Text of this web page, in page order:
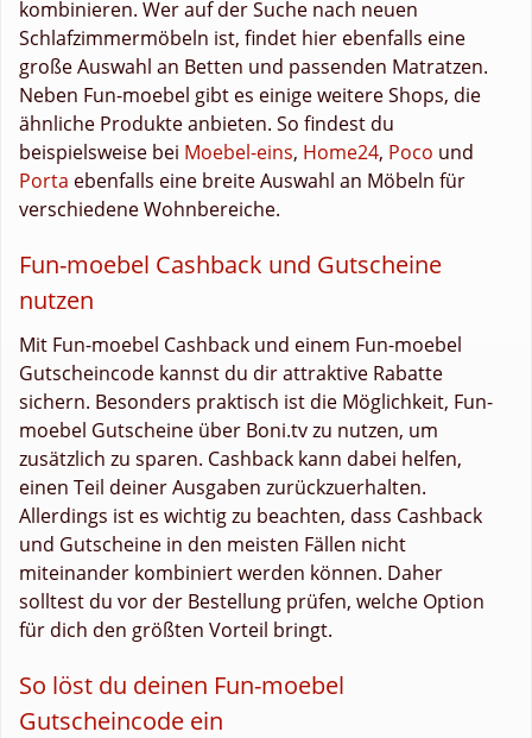
kombinieren. Wer auf der Suche nach neuen
Schlafzimmermöbeln ist, findet hier ebenfalls eine
große Auswahl an Betten und passenden Matratzen.
Neben Fun-moebel gibt es einige weitere Shops, die
ähnliche Produkte anbieten. So findest du
beispielsweise bei Moebel-eins, Home24, Poco und
Porta ebenfalls eine breite Auswahl an Möbeln für
verschiedene Wohnbereiche.
Fun-moebel Cashback und Gutscheine
nutzen
Mit Fun-moebel Cashback und einem Fun-moebel
Gutscheincode kannst du dir attraktive Rabatte
sichern. Besonders praktisch ist die Möglichkeit, Fun-
moebel Gutscheine über Boni.tv zu nutzen, um
zusätzlich zu sparen. Cashback kann dabei helfen,
einen Teil deiner Ausgaben zurückzuerhalten.
Allerdings ist es wichtig zu beachten, dass Cashback
und Gutscheine in den meisten Fällen nicht
miteinander kombiniert werden können. Daher
solltest du vor der Bestellung prüfen, welche Option
für dich den größten Vorteil bringt.
So löst du deinen Fun-moebel
Gutscheincode ein